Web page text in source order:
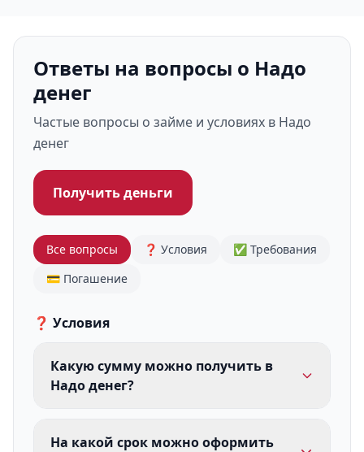
Ответы на вопросы о Надо
денег
Частые вопросы о займе и условиях в Надо
денег
Получить деньги
Все вопросы ❓ Условия
✅ Требования
💳 Погашение
❓ Условия
Какую сумму можно получить в
Надо денег?
На какой срок можно оформить